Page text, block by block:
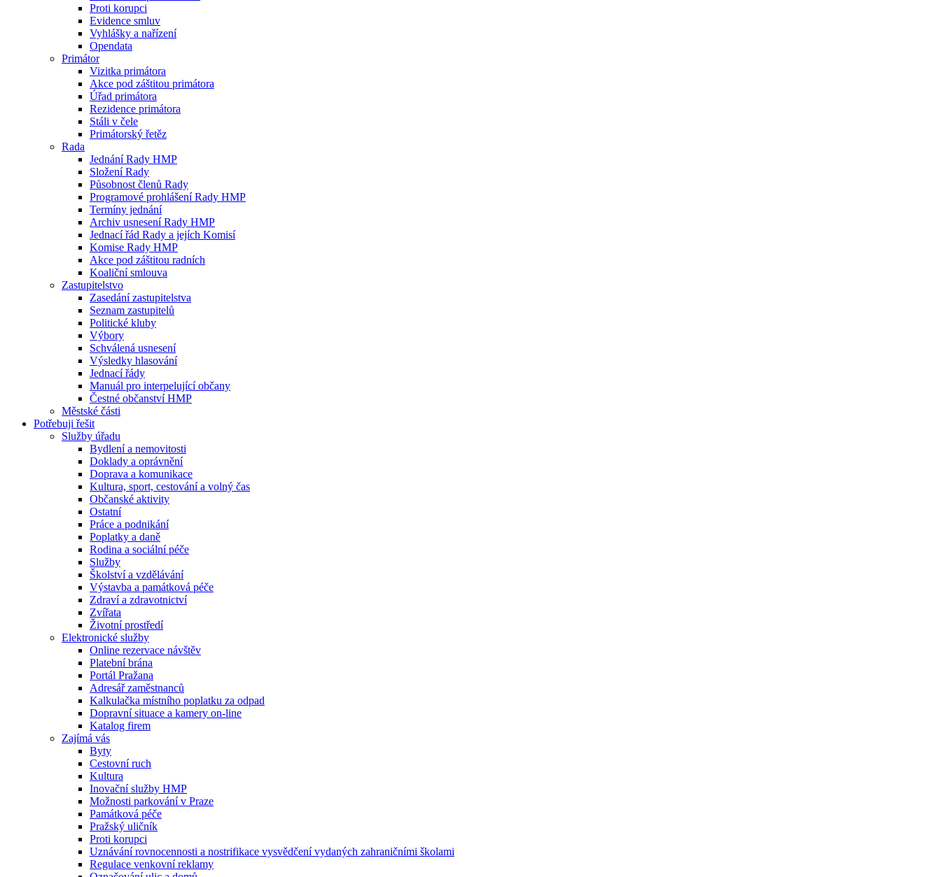
Proti korupci
Evidence smluv
Vyhlášky a nařízení
Opendata
Primátor
Vizitka primátora
Akce pod záštitou primátora
Úřad primátora
Rezidence primátora
Stáli v čele
Primátorský řetěz
Rada
Jednání Rady HMP
Složení Rady
Působnost členů Rady
Programové prohlášení Rady HMP
Termíny jednání
Archiv usnesení Rady HMP
Jednací řád Rady a jejích Komisí
Komise Rady HMP
Akce pod záštitou radních
Koaliční smlouva
Zastupitelstvo
Zasedání zastupitelstva
Seznam zastupitelů
Politické kluby
Výbory
Schválená usnesení
Výsledky hlasování
Jednací řády
Manuál pro interpelující občany
Čestné občanství HMP
Městské části
Potřebuji řešit
Služby úřadu
Bydlení a nemovitosti
Doklady a oprávnění
Doprava a komunikace
Kultura, sport, cestování a volný čas
Občanské aktivity
Ostatní
Práce a podnikání
Poplatky a daně
Rodina a sociální péče
Služby
Školství a vzdělávání
Výstavba a památková péče
Zdraví a zdravotnictví
Zvířata
Životní prostředí
Elektronické služby
Online rezervace návštěv
Platební brána
Portál Pražana
Adresář zaměstnanců
Kalkulačka místního poplatku za odpad
Dopravní situace a kamery on-line
Katalog firem
Zajímá vás
Byty
Cestovní ruch
Kultura
Inovační služby HMP
Možnosti parkování v Praze
Památková péče
Pražský uličník
Proti korupci
Uznávání rovnocennosti a nostrifikace vysvědčení vydaných zahraničními školami
Regulace venkovní reklamy